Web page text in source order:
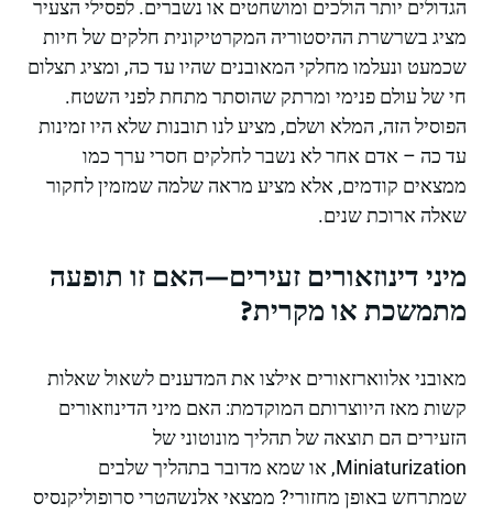
הגדולים יותר הולכים ומושחטים או נשברים. לפסילי הצעיר
מציג בשרשרת ההיסטוריה המקרטיקונית חלקים של חיות
שכמעט ונעלמו מחלקי המאובנים שהיו עד כה, ומציג תצלום
חי של עולם פנימי ומרתק שהוסתר מתחת לפני השטח.
הפוסיל הזה, המלא ושלם, מציע לנו תובנות שלא היו זמינות
עד כה – אדם אחר לא נשבר לחלקים חסרי ערך כמו
ממצאים קודמים, אלא מציע מראה שלמה שמזמין לחקור
שאלה ארוכת שנים.
מיני דינוזאורים זעירים—האם זו תופעה
מתמשכת או מקרית?
מאובני אלווארזאורים אילצו את המדענים לשאול שאלות
קשות מאז היווצרותם המוקדמת: האם מיני הדינוזאורים
הזעירים הם תוצאה של תהליך מונוטוני של
Miniaturization, או שמא מדובר בתהליך שלבים
שמתרחש באופן מחזורי? ממצאי אלנשהטרי סרופוליקנסיס